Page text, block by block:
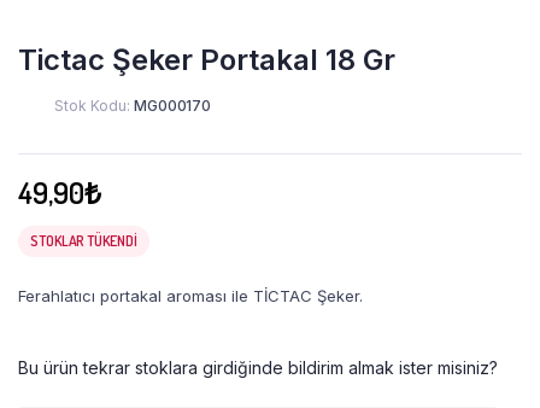
Tictac Şeker Portakal 18 Gr
Stok Kodu: MG000170
49,90₺
STOKLAR TÜKENDI
Ferahlatıcı portakal aroması ile TİCTAC Şeker.
Bu ürün tekrar stoklara girdiğinde bildirim almak ister misiniz?